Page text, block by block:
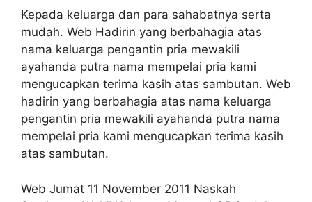
Kepada keluarga dan para sahabatnya serta
mudah. Web Hadirin yang berbahagia atas
nama keluarga pengantin pria mewakili
ayahanda putra nama mempelai pria kami
mengucapkan terima kasih atas sambutan. Web
hadirin yang berbahagia atas nama keluarga
pengantin pria mewakili ayahanda putra nama
mempelai pria kami mengucapkan terima kasih
atas sambutan.
Web Jumat 11 November 2011 Naskah